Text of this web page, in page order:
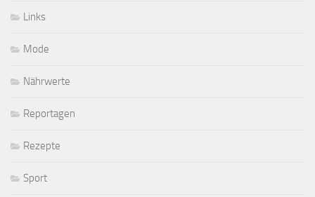
Links
Mode
Nährwerte
Reportagen
Rezepte
Sport